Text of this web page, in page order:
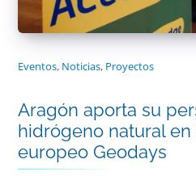
Eventos, Noticias, Proyectos
Aragón aporta su
hidrógeno natural
europeo Geodays